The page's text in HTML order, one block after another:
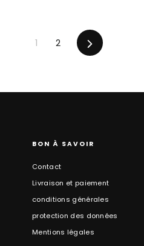
1 2
En
avant
BON À SAVOIR
Contact
Livraison et paiement
conditions générales
protection des données
Mentions légales